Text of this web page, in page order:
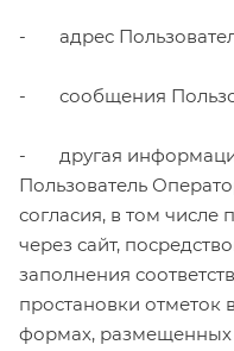
- адрес
- сообщения
- другая
Пользователь
согласия, в том
через сайт,
заполнения
простановки отметок
формах, размещенных